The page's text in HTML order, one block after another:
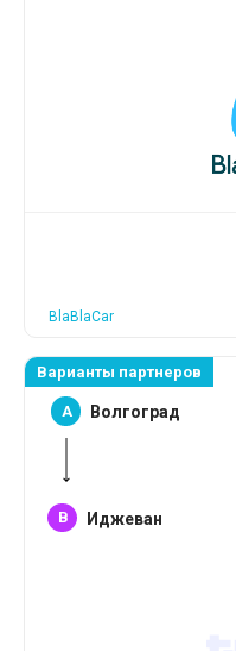
BlaBlaCar
Варианты партнеров
A Волгоград
B Иджеван